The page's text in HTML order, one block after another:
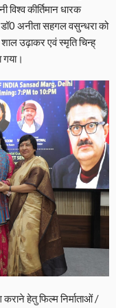
कीर्तिमान धारक
डॉ0 अनीता सहगल वसुन्धरा को
उढ़ाकर एवं स्मृति चिन्ह्
हेतु फिल्म निर्माताओं /